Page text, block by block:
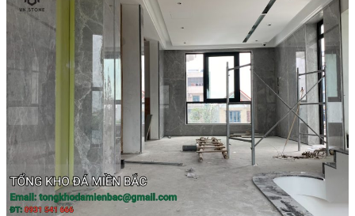
0
Giỏ hàng
Chưa có sản phẩm trong giỏ hàng.